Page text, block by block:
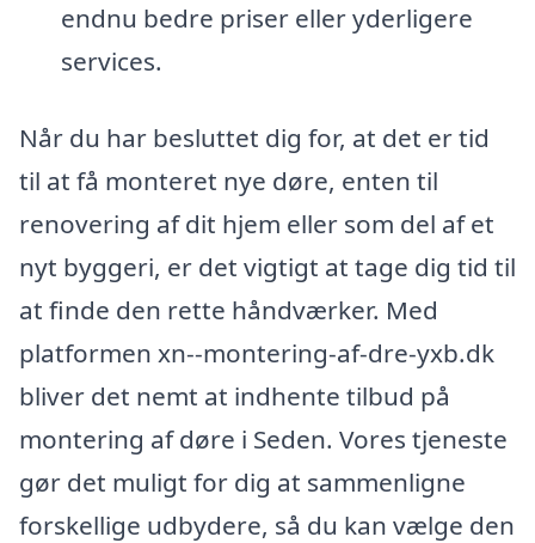
endnu bedre priser eller yderligere
services.
Når du har besluttet dig for, at det er tid
til at få monteret nye døre, enten til
renovering af dit hjem eller som del af et
nyt byggeri, er det vigtigt at tage dig tid til
at finde den rette håndværker. Med
platformen xn--montering-af-dre-yxb.dk
bliver det nemt at indhente tilbud på
montering af døre i Seden. Vores tjeneste
gør det muligt for dig at sammenligne
forskellige udbydere, så du kan vælge den